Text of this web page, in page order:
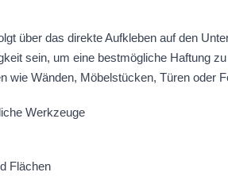
über das direkte Aufkleben auf den
sein, um eine bestmögliche Haftung
wie Wänden, Möbelstücken, Türen oder
Werkzeuge
Flächen